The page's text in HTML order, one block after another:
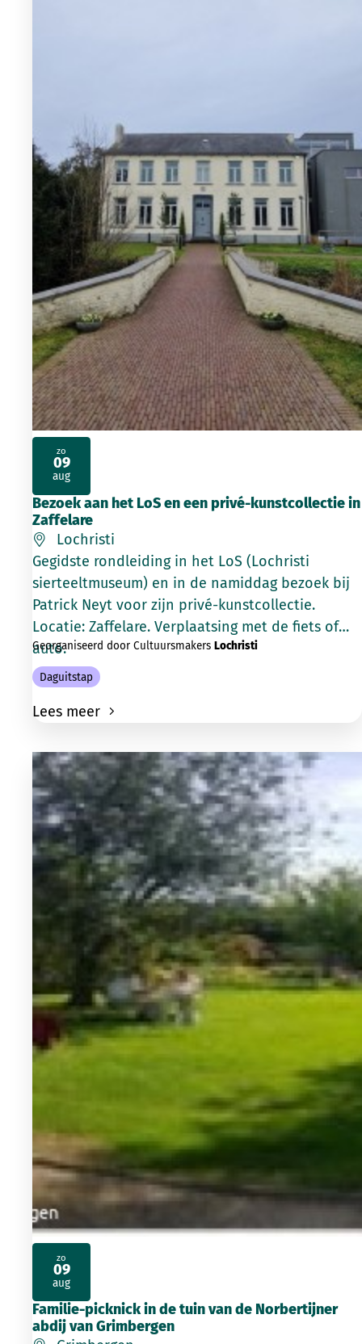
Bezoek aan het LoS en een privé-kunstcollectie in
Zaffelare
Lochristi
Gegidste rondleiding in het LoS (Lochristi
sierteeltmuseum) en in de namiddag bezoek bij
Patrick Neyt voor zijn privé-kunstcollectie.
Locatie: Zaffelare. Verplaatsing met de fiets of
auto.
Georganiseerd door Cultuursmakers Lochristi
Daguitstap
Lees meer
zo
09
aug
2026
Familie-picknick in de tuin van de Norbertijner
abdij van Grimbergen
zo
09
aug
2026